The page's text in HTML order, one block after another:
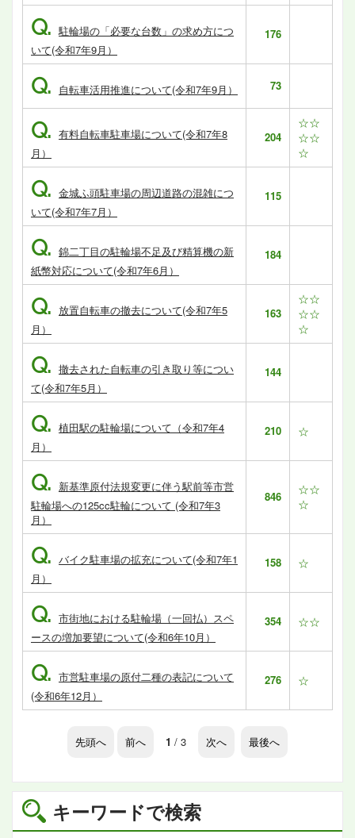
キーワードで検索
Q. 駐輪場の「必要な台数」の求め方につ
いて(令和7年9月）
176
Q. 自転車活用推進について(令和7年9月） 73
Q. 有料自転車駐車場について(令和7年8
月）
204
☆☆
☆☆
☆
Q. 金城ふ頭駐車場の周辺道路の混雑につ
いて(令和7年7月）
115
Q. 錦二丁目の駐輪場不足及び精算機の新
紙幣対応について(令和7年6月）
184
Q. 放置自転車の撤去について(令和7年5
月）
163
☆☆
☆☆
☆
Q. 撤去された自転車の引き取り等につい
て(令和7年5月）
144
Q. 植田駅の駐輪場について（令和7年4
月）
210 ☆
Q. 新基準原付法規変更に伴う駅前等市営
駐輪場への125cc駐輪について (令和7年3
月）
846
☆☆
☆
Q. バイク駐車場の拡充について(令和7年1
月）
158 ☆
Q. 市街地における駐輪場（一回払）スペ
ースの増加要望について(令和6年10月）
354 ☆☆
Q. 市営駐車場の原付二種の表記について
(令和6年12月）
276 ☆
先頭へ 前へ 1 / 3 次へ 最後へ